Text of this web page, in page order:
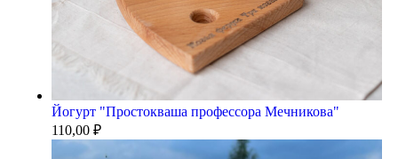
Йогурт "Простокваша профессора Мечникова"
110,00 ₽